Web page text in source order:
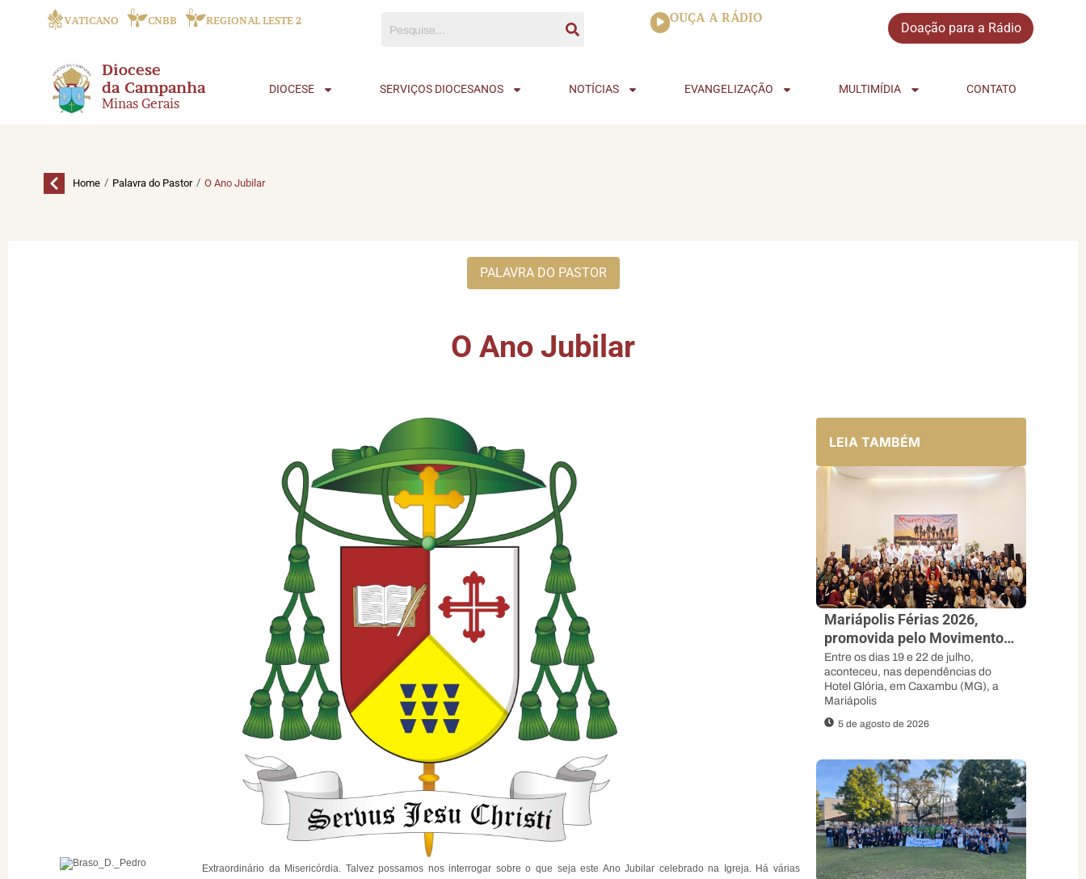
VATICANO CNBB REGIONAL LESTE 2
Tocador
de
OUÇA A RÁDIO
Doação para a Rádio
Diocese
da Campanha
Minas Gerais
DIOCESE SERVIÇOS DIOCESANOS NOTÍCIAS EVANGELIZAÇÃO MULTIMÍDIA CONTATO
Home / Palavra do Pastor / O Ano Jubilar
PALAVRA DO PASTOR
O Ano Jubilar
Extraordinário da Misericórdia. Talvez possamos nos interrogar sobre o que seja este Ano Jubilar celebrado na Igreja. Há várias
LEIA TAMBÉM
Mariápolis Férias 2026,
promovida pelo Movimento
dos Focolares
Entre os dias 19 e 22 de julho,
aconteceu, nas dependências do
Hotel Glória, em Caxambu (MG), a
Mariápolis
5 de agosto de 2026